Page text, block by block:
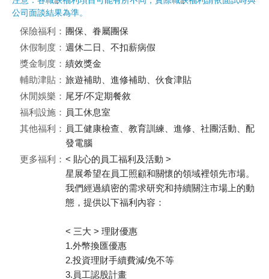
公司面談結果為準。
保險福利： 團保、眷屬團保
休假制度： 週休二日、不扣薪病假
獎金制度： 績效獎金
輔助津貼： 旅遊補助、進修補助、伙食津貼
休閒娛樂： 尾牙/不定期餐敘
福利設施： 員工休息室
其他福利： 員工健康檢查、教育訓練、進修、社團活動、配
發電腦
更多福利： < 貼心的員工福利及活動 >
星展希望在員工照顧和關懷的領域裡領先市場。
我們經過縝密的需求研究和持續關注市場上的動
態，提供以下福利內容：
< 三大 > 理財優惠
1.外幣換匯優惠
2.投資理財手續費減/免不等
3.員工認股計畫